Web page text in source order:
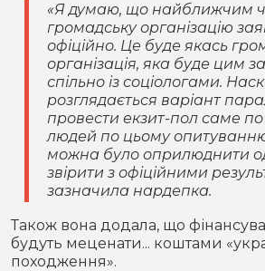
«Я думаю, що найближчим
громадську організацію
офіційно. Це буде якась
організація, яка буде цим
спільно із соціологами.
розглядається варіант
провести екзит-пол саме по
людей по цьому
можна було оприлюднити
звірити з офіційними
зазначила нардепка.
Також вона додала, що
будуть меценати... коштами
походження».